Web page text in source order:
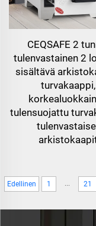
CEQSAFE 2
tulenvastainen 2
sisältävä
turvakaappi,
tulensuojattu
Edellinen 1 ... 21